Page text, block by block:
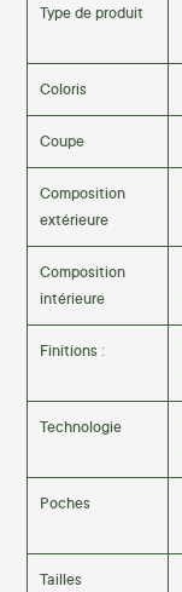
Type de produit
Coloris
Coupe
Composition
extérieure
Composition
intérieure
Finitions :
Technologie
Poches
Tailles